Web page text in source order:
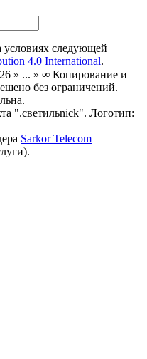
условиях следующей
4.0 International.
» ... » ∞ Копирование и
без ограничений.
".светильnick". Логотип:
Sarkor Telecom